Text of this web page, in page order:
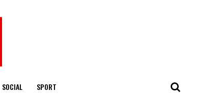
SOCIAL SPORT